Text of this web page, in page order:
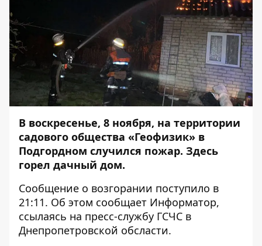
В воскресенье, 8 ноября, на территории
садового общества «Геофизик» в
Подгордном случился пожар. Здесь
горел дачный дом.
Сообщение о возгорании поступило в
21:11. Об этом сообщает Информатор,
ссылаясь на пресс-службу ГСЧС в
Днепропетровской обсласти.